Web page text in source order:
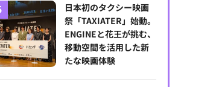
日本初のタクシー映画
祭「TAXIATER」始動。
ENGINEと花王が挑む、
移動空間を活用した新
たな映画体験